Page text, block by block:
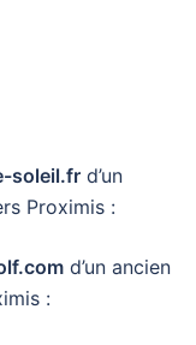
soleil.fr d’un
Proximis :
d’un ancien
: